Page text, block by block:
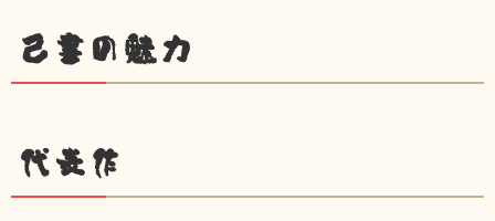
己書の魅力
代表作